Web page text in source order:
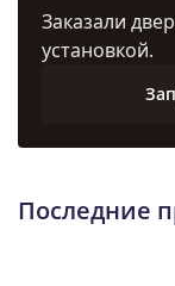
Заказали
установкой.
Последние